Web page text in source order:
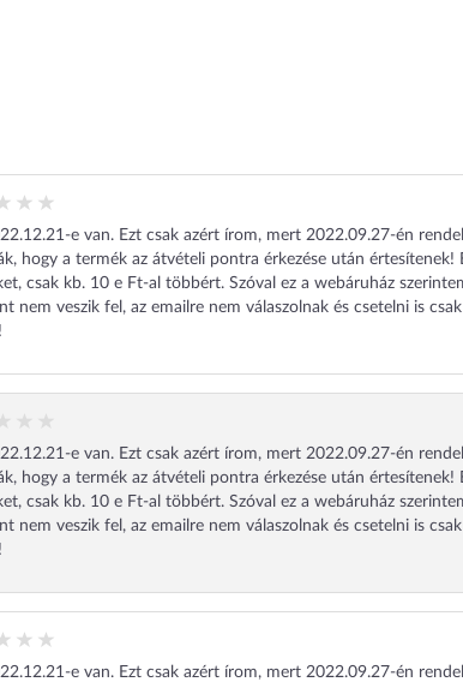
e van. Ezt csak azért írom, mert 2022.09.27-én
hogy a termék az átvételi pontra érkezése után
csak kb. 10 e Ft-al többért. Szóval ez a webáruház
nem veszik fel, az emailre nem válaszolnak és csetelni is
e van. Ezt csak azért írom, mert 2022.09.27-én
hogy a termék az átvételi pontra érkezése után
csak kb. 10 e Ft-al többért. Szóval ez a webáruház
nem veszik fel, az emailre nem válaszolnak és csetelni is
e van. Ezt csak azért írom, mert 2022.09.27-én